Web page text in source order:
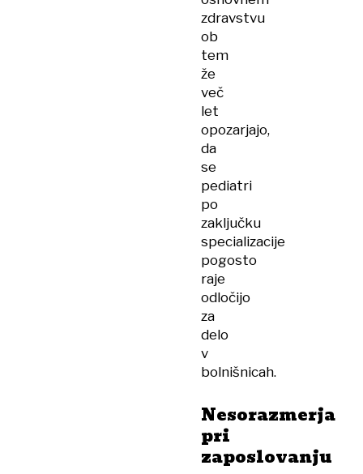
zdravstvu
ob
tem
že
več
let
opozarjajo,
da
se
pediatri
po
zaključku
specializacije
pogosto
raje
odločijo
za
delo
v
bolnišnicah.
Nesorazmerja
pri
zaposlovanju